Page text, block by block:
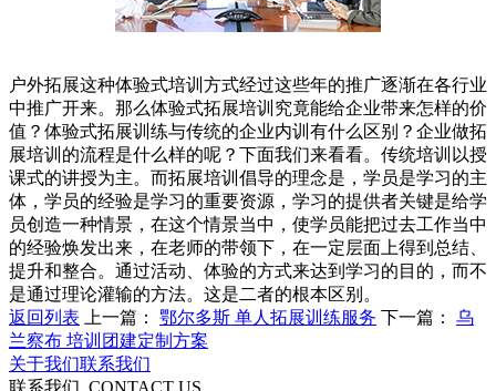
户外拓展这种体验式培训方式经过这些年的推广逐渐在各行业
中推广开来。那么体验式拓展培训究竟能给企业带来怎样的价
值？体验式拓展训练与传统的企业内训有什么区别？企业做拓
展培训的流程是什么样的呢？下面我们来看看。传统培训以授
课式的讲授为主。而拓展培训倡导的理念是，学员是学习的主
体，学员的经验是学习的重要资源，学习的提供者关键是给学
员创造一种情景，在这个情景当中，使学员能把过去工作当中
的经验焕发出来，在老师的带领下，在一定层面上得到总结、
提升和整合。通过活动、体验的方式来达到学习的目的，而不
是通过理论灌输的方法。这是二者的根本区别。
返回列表
上一篇： 鄂尔多斯 单人拓展训练服务 下一篇： 乌
兰察布 培训团建定制方案
关于我们联系我们
联系我们 CONTACT US